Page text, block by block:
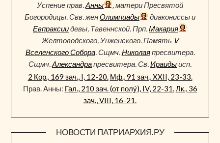
Успение прав.Анны
, матери Пресвятой
Богородицы. Свв. женОлимпиады
диакониссы и
Евпраксиидевы, Тавеннской. Прп.Макария
Желтоводского, Унженского. Память V
Вселенского Собора. Сщмч.Николаяпресвитера.
Сщмч.Александрапресвитера. Св.Ираидыисп.
2 Кор., 169 зач., I, 12-20. Мф., 91 зач., XXII, 23-33.
Прав. Анны: Гал., 210 зач. (от полу́), IV, 22-31.Лк., 36
зач., VIII, 16-21.
НОВОСТИ ПАТРИАРХИЯ.РУ